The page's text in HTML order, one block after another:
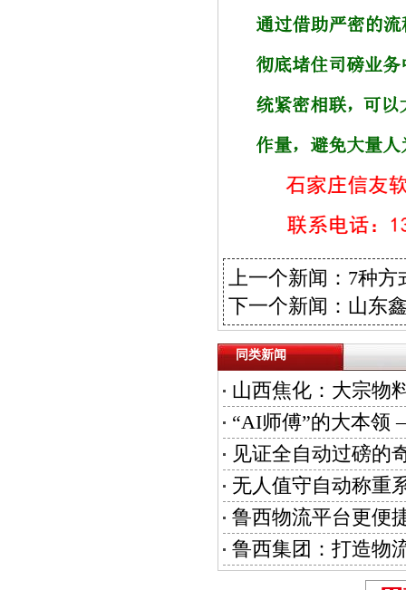
上一个新闻： 7种方
下一个新闻： 山东
同类新闻
山西焦化：大宗物
“AI师傅”的大本
见证全自动过磅的
无人值守自动称重
鲁西物流平台更便
鲁西集团：打造物